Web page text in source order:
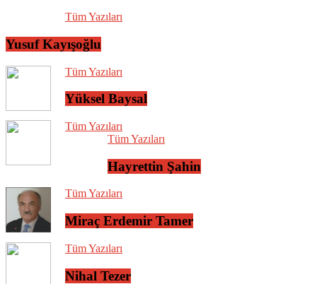
Tüm Yazıları
Yusuf Kayışoğlu
Tüm Yazıları
Yüksel Baysal
Tüm Yazıları
Tüm Yazıları
Hayrettin Şahin
Tüm Yazıları
Miraç Erdemir Tamer
Tüm Yazıları
Nihal Tezer